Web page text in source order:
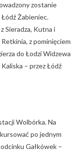
zostanie
Żabieniec.
Sieradza, Kutna i
z pominięciem
do Łodzi Widzewa
– przez Łódź
Wolbórka. Na
po jednym
Gałkówek –